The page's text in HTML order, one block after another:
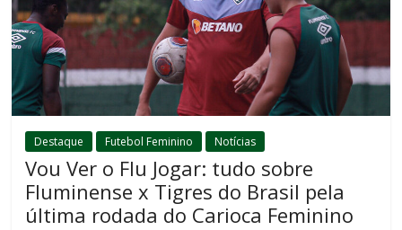
Destaque Futebol Feminino Notícias
Vou Ver o Flu Jogar: tudo sobre
Fluminense x Tigres do Brasil pela
última rodada do Carioca Feminino